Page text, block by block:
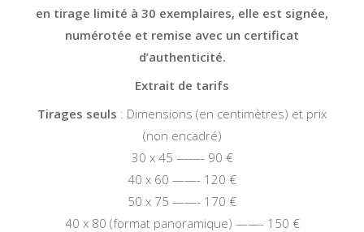
en tirage limité à 30 exemplaires, elle est signée,
numérotée et remise avec un certificat
d’authenticité.
Extrait de tarifs
Tirages seuls : Dimensions (en centimètres) et prix
(non encadré)
30 x 45 ——- 90 €
40 x 60 ——- 120 €
50 x 75 ——- 170 €
40 x 80 (format panoramique) ——- 150 €